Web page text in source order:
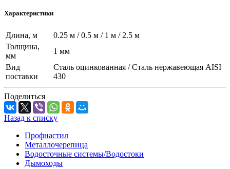
Характеристики
Длина, м
0.25 м / 0.5 м / 1 м / 2.5 м
Толщина,
мм
1 мм
Вид
поставки
Сталь оцинкованная / Сталь нержавеющая AISI
430
Поделиться
Назад к списку
Профнастил
Металлочерепица
Водосточные системы/Водостоки
Дымоходы